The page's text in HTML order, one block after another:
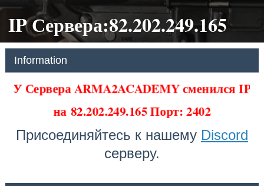
IP Сервера:82.202.249.165
Information
У Сервера ARMA2ACADEMY сменился IP
на 82.202.249.165 Порт: 2402
Присоединяйтесь к нашему Discord
серверу.